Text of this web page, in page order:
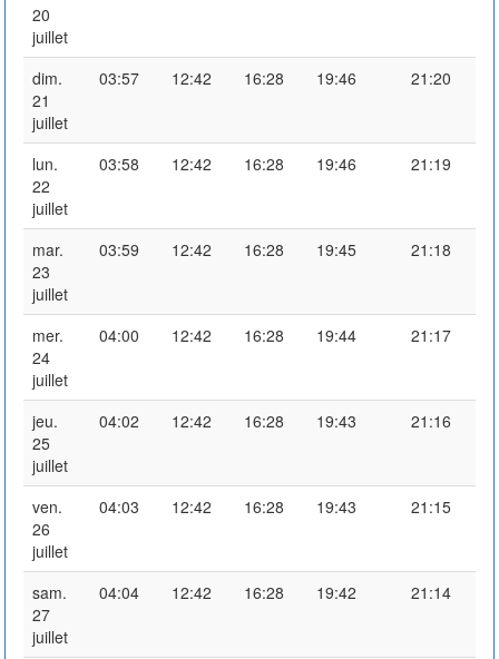
20
juillet
dim.
21
juillet
03:57 12:42 16:28 19:46 21:20
lun.
22
juillet
03:58 12:42 16:28 19:46 21:19
mar.
23
juillet
03:59 12:42 16:28 19:45 21:18
mer.
24
juillet
04:00 12:42 16:28 19:44 21:17
jeu.
25
juillet
04:02 12:42 16:28 19:43 21:16
ven.
26
juillet
04:03 12:42 16:28 19:43 21:15
sam.
27
juillet
04:04 12:42 16:28 19:42 21:14